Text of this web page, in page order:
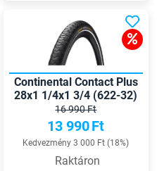
Continental Contact Plus
28x1 1/4x1 3/4 (622-32)
külső gumi
16 990 Ft
13 990Ft
Kedvezmény 3 000 Ft (18%)
Raktáron